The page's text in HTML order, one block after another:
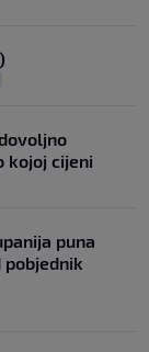
kojoj cijeni
puna
pobjednik